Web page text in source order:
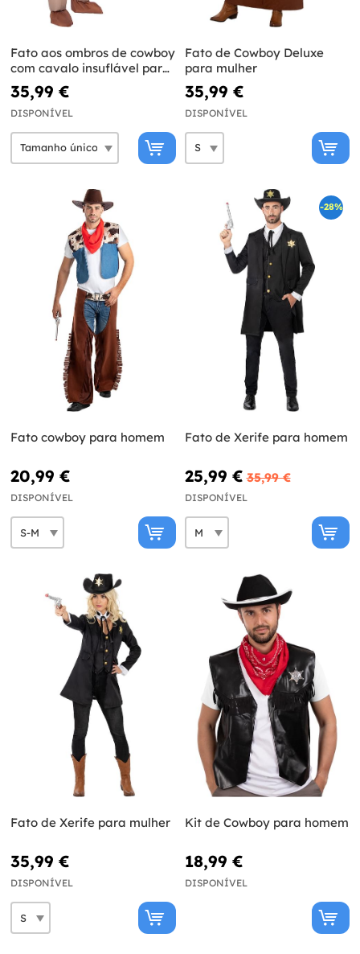
Fato aos ombros de cowboy
com cavalo insuflável para
adulto
35,99 €
DISPONÍVEL
Fato de Cowboy Deluxe
para mulher
35,99 €
DISPONÍVEL
Fato cowboy para homem
20,99 €
DISPONÍVEL
-28%
Fato de Xerife para homem
25,99 € 35,99 €
DISPONÍVEL
Fato de Xerife para mulher
35,99 €
DISPONÍVEL
Kit de Cowboy para homem
18,99 €
DISPONÍVEL